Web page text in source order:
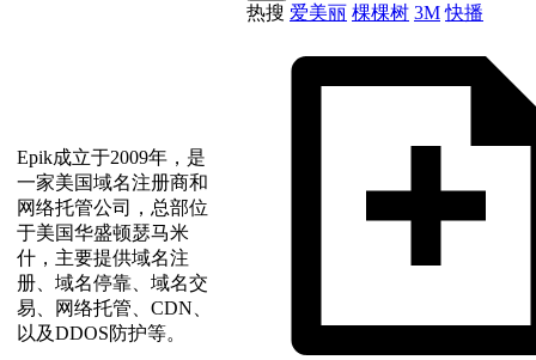
Epik成立于2009年，是
一家美国域名注册商和
网络托管公司，总部位
于美国华盛顿瑟马米
什，主要提供域名注
册、域名停靠、域名交
易、网络托管、CDN、
以及DDOS防护等。
热搜 爱美丽 棵棵树 3M 快播